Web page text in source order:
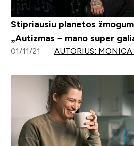
Stipriausiu planetos
„Autizmas – mano super
01/11/21 AUTORIUS: MONICA